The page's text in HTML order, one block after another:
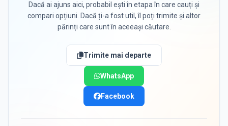
Dacă ai ajuns aici, probabil ești în etapa în care cauți și
compari opțiuni. Dacă ți-a fost util, îl poți trimite și altor
părinți care sunt în aceeași căutare.
Trimite mai departe
WhatsApp
Facebook